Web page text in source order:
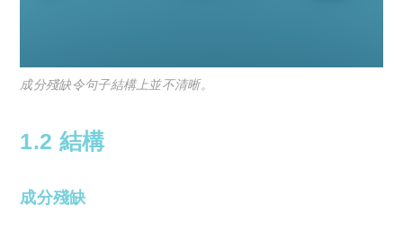
成分殘缺令句子結構上並不清晰。
1.2 結構
成分殘缺